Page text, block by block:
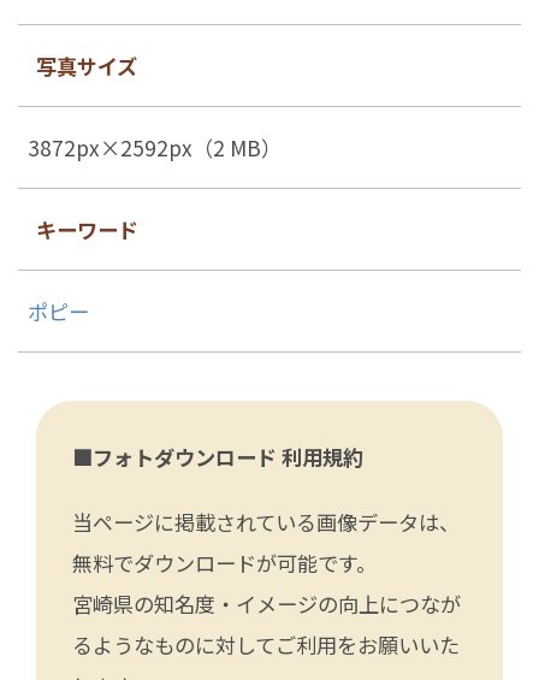
写真サイズ
3872px×2592px（2 MB）
キーワード
ポピー
■フォトダウンロード 利用規約
当ページに掲載されている画像データは、
無料でダウンロードが可能です。
宮崎県の知名度・イメージの向上につなが
るようなものに対してご利用をお願いいた